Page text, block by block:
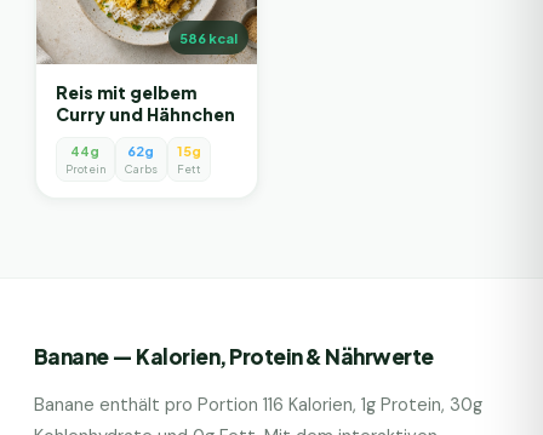
586kcal
Reis mit gelbem
Curry und Hähnchen
44g
Protein
62g
Carbs
15g
Fett
Banane— Kalorien, Protein & Nährwerte
Banane enthält pro Portion 116 Kalorien, 1g Protein, 30g